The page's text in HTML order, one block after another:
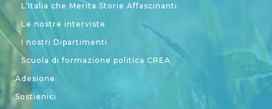
L’Italia che Merita Storie Affascinanti
Le nostre interviste
I nostri Dipartimenti
Scuola di formazione politica CREA
Adesione
Sostienici